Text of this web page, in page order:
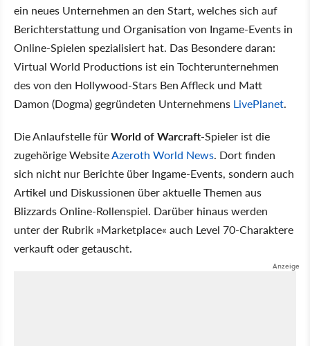
ein neues Unternehmen an den Start, welches sich auf
Berichterstattung und Organisation von Ingame-Events in
Online-Spielen spezialisiert hat. Das Besondere daran:
Virtual World Productions ist ein Tochterunternehmen
des von den Hollywood-Stars Ben Affleck und Matt
Damon (Dogma) gegründeten Unternehmens LivePlanet.
Die Anlaufstelle fürWorld of Warcraft-Spieler ist die
zugehörige WebsiteAzeroth World News. Dort finden
sich nicht nur Berichte über Ingame-Events, sondern auch
Artikel und Diskussionen über aktuelle Themen aus
Blizzards Online-Rollenspiel. Darüber hinaus werden
unter der Rubrik »Marketplace« auch Level 70-Charaktere
verkauft oder getauscht.